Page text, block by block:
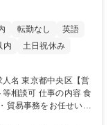
転勤なし
英語
内 土日祝休み
の内容 食
貿易事務をお任せいた
発注から海外工場との